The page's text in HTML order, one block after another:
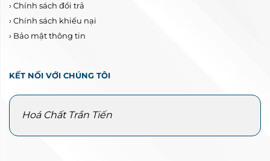
› Chính sách đổi trả
› Chính sách khiếu nại
› Bảo mật thông tin
KẾT NỐI VỚI CHÚNG TÔI
Hoá Chất Trần Tiến